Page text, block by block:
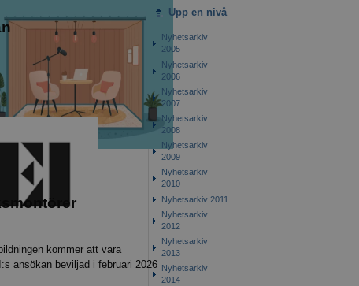
kommer att vara
ansökan beviljad i februari 2026
Upp en nivå
Nyhetsarkiv
2005
Nyhetsarkiv
2006
Nyhetsarkiv
2007
Nyhetsarkiv
2008
Nyhetsarkiv
2009
Nyhetsarkiv
2010
Nyhetsarkiv 2011
Nyhetsarkiv
2012
Nyhetsarkiv
2013
Nyhetsarkiv
2014